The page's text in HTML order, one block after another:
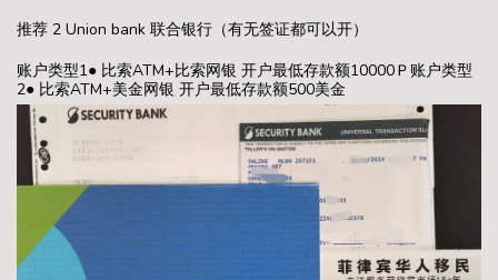
推荐 2 Union bank 联合银行（有无签证都可以开）
账户类型1● 比索ATM+比索网银 开户最低存款额10000Ｐ账户类型
2● 比索ATM+美金网银 开户最低存款额500美金